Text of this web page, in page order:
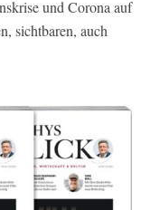
und Corona auf
sichtbaren, auch